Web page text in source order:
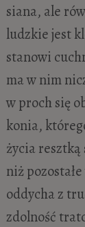
siana, ale
ludzkie jest
stanowi
ma w nim
w proch się
konia,
życia
niż
oddycha z
zdolność